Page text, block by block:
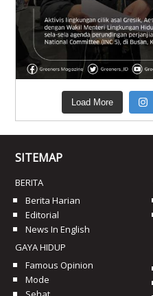
Load More
SITEMAP
BERITA
Berita Harian
Editorial
News In English
GAYA HIDUP
Famous Opinion
Mode